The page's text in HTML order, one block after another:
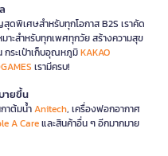
พิเศษสำหรับทุกโอกาส B2S เราคัด
าะสำหรับทุกเพศทุกวัย สร้างความสุข
กระเป๋าเก็บอุณหภูมิKAKAO
เรามีครบ!
ายขึ้น
าต้มน้ำAnitech, เครื่องฟอกอากาศ
A Careและสินค้าอื่น ๆ อีกมากมาย